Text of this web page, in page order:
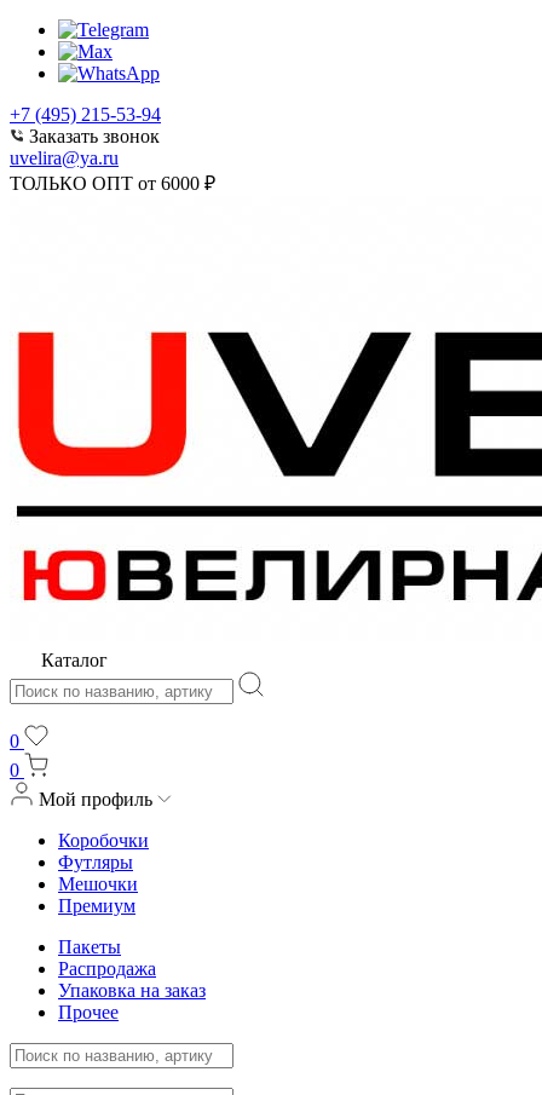
+7 (495) 215-53-94
Заказать звонок
uvelira@ya.ru
ТОЛЬКО ОПТ от 6000 ₽
Каталог
0
0
Мой профиль
Коробочки
Футляры
Мешочки
Премиум
Пакеты
Распродажа
Упаковка на заказ
Прочее